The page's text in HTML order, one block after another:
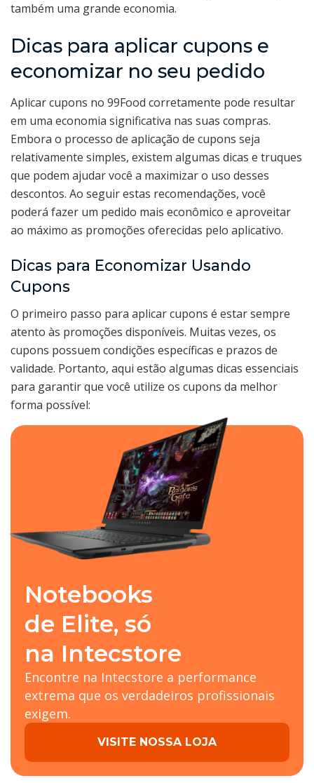
também uma grande economia.
Dicas para aplicar cupons e
economizar no seu pedido
Aplicar cupons no 99Food corretamente pode resultar
em uma economia significativa nas suas compras.
Embora o processo de aplicação de cupons seja
relativamente simples, existem algumas dicas e truques
que podem ajudar você a maximizar o uso desses
descontos. Ao seguir estas recomendações, você
poderá fazer um pedido mais econômico e aproveitar
ao máximo as promoções oferecidas pelo aplicativo.
Dicas para Economizar Usando
Cupons
O primeiro passo para aplicar cupons é estar sempre
atento às promoções disponíveis. Muitas vezes, os
cupons possuem condições específicas e prazos de
validade. Portanto, aqui estão algumas dicas essenciais
para garantir que você utilize os cupons da melhor
forma possível:
Notebooks
de Elite, só
na Intecstore
Encontre na Intecstore a performance
extrema que os verdadeiros profissionais
exigem.
VISITE NOSSA LOJA